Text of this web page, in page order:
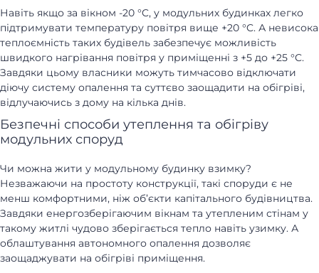
Навіть якщо за вікном -20 °C, у модульних будинках легко
підтримувати температуру повітря вище +20 °C. А невисока
теплоємність таких будівель забезпечує можливість
швидкого нагрівання повітря у приміщенні з +5 до +25 °C.
Завдяки цьому власники можуть тимчасово відключати
діючу систему опалення та суттєво заощадити на обігріві,
відлучаючись з дому на кілька днів.
Безпечні способи утеплення та обігріву
модульних споруд
Чи можна жити у модульному будинку взимку?
Незважаючи на простоту конструкції, такі споруди є не
менш комфортними, ніж об’єкти капітального будівництва.
Завдяки енергозберігаючим вікнам та утепленим стінам у
такому житлі чудово зберігається тепло навіть узимку. А
облаштування автономного опалення дозволяє
заощаджувати на обігріві приміщення.